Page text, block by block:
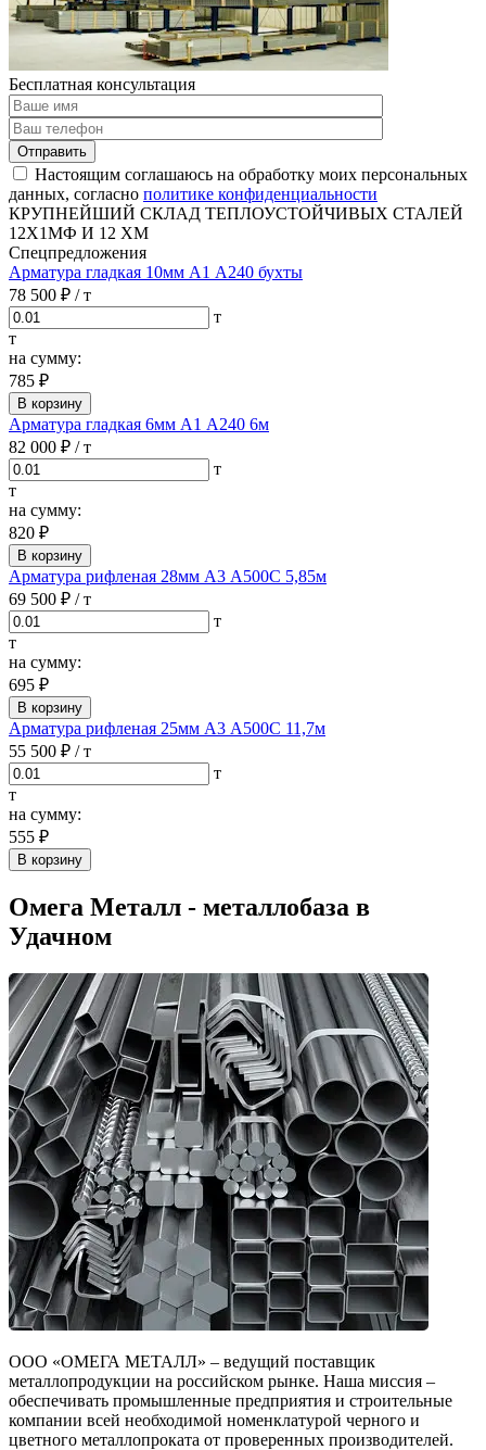
Бесплатная консультация
Отправить
Настоящим соглашаюсь на обработку моих персональных
данных, согласно политике конфиденциальности
КРУПНЕЙШИЙ СКЛАД ТЕПЛОУСТОЙЧИВЫХ СТАЛЕЙ
12Х1МФ И 12 ХМ
Спецпредложения
Арматура гладкая 10мм А1 А240 бухты
78 500 ₽ / т
т
т
на сумму:
785 ₽
В корзину
Арматура гладкая 6мм А1 А240 6м
82 000 ₽ / т
т
т
на сумму:
820 ₽
В корзину
Арматура рифленая 28мм А3 А500С 5,85м
69 500 ₽ / т
т
т
на сумму:
695 ₽
В корзину
Арматура рифленая 25мм А3 А500С 11,7м
55 500 ₽ / т
т
т
на сумму:
555 ₽
В корзину
Омега Металл - металлобаза в
Удачном
ООО «ОМЕГА МЕТАЛЛ» – ведущий поставщик
металлопродукции на российском рынке. Наша миссия –
обеспечивать промышленные предприятия и строительные
компании всей необходимой номенклатурой черного и
цветного металлопроката от проверенных производителей.